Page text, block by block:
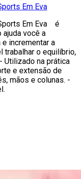
Em Eva
Em Eva é
você a
incrementar a
trabalhar o equilíbrio,
Utilizado na prática
e extensão de
mãos e colunas. -